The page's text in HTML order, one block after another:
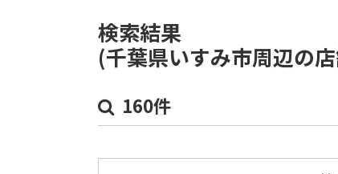
検索結果
(千葉県いすみ市周辺の店
160件